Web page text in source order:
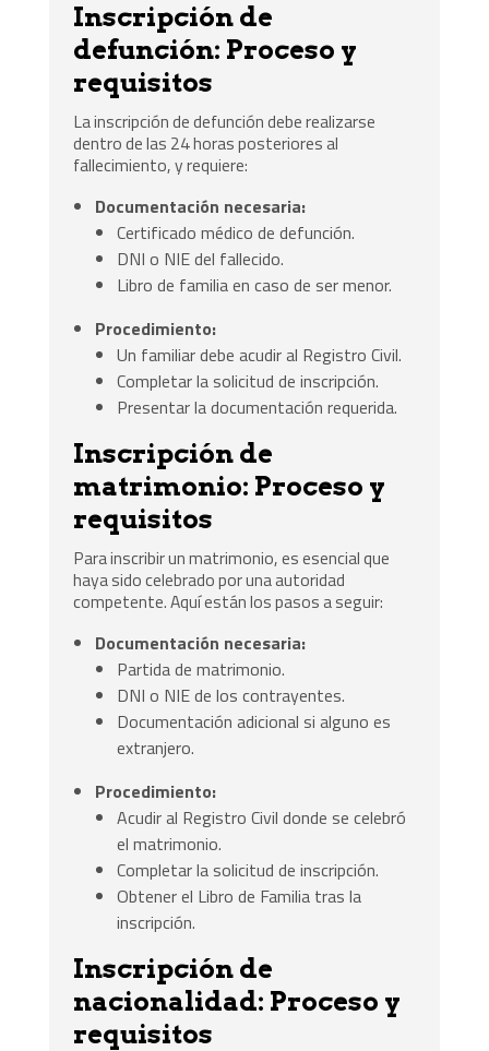
Inscripción de
defunción: Proceso y
requisitos
La inscripción de defunción debe realizarse
dentro de las 24 horas posteriores al
fallecimiento, y requiere:
Documentación necesaria:
Certificado médico de defunción.
DNI o NIE del fallecido.
Libro de familia en caso de ser menor.
Procedimiento:
Un familiar debe acudir al Registro Civil.
Completar la solicitud de inscripción.
Presentar la documentación requerida.
Inscripción de
matrimonio: Proceso y
requisitos
Para inscribir un matrimonio, es esencial que
haya sido celebrado por una autoridad
competente. Aquí están los pasos a seguir:
Documentación necesaria:
Partida de matrimonio.
DNI o NIE de los contrayentes.
Documentación adicional si alguno es
extranjero.
Procedimiento:
Acudir al Registro Civil donde se celebró
el matrimonio.
Completar la solicitud de inscripción.
Obtener el Libro de Familia tras la
inscripción.
Inscripción de
nacionalidad: Proceso y
requisitos